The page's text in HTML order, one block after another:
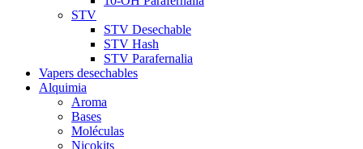
STV
STV Desechable
STV Hash
STV Parafernalia
Vapers desechables
Alquimia
Aroma
Bases
Moléculas
Nicokits